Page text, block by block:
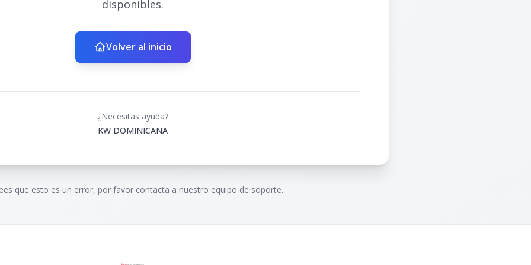
disponibles.
Volver al inicio
¿Necesitas ayuda?
KW DOMINICANA
que esto es un error, por favor contacta a nuestro equipo de soporte.